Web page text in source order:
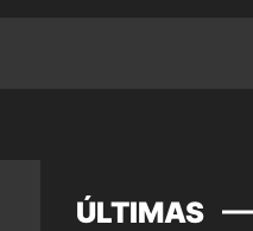
ÚLTIMAS